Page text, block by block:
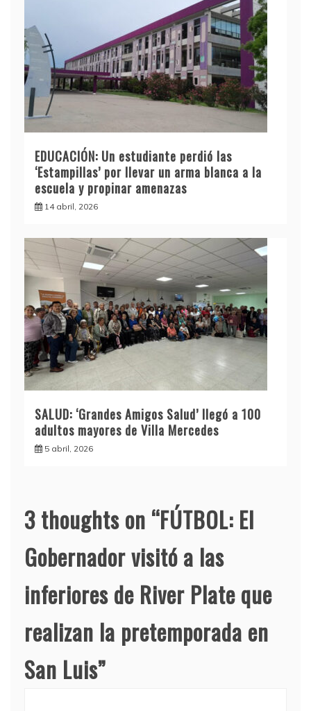
EDUCACIÓN: Un estudiante perdió las
‘Estampillas’ por llevar un arma blanca a la
escuela y propinar amenazas
14 abril, 2026
SALUD: ‘Grandes Amigos Salud’ llegó a 100
adultos mayores de Villa Mercedes
5 abril, 2026
3 thoughts on “FÚTBOL: El
Gobernador visitó a las
inferiores de River Plate que
realizan la pretemporada en
San Luis”